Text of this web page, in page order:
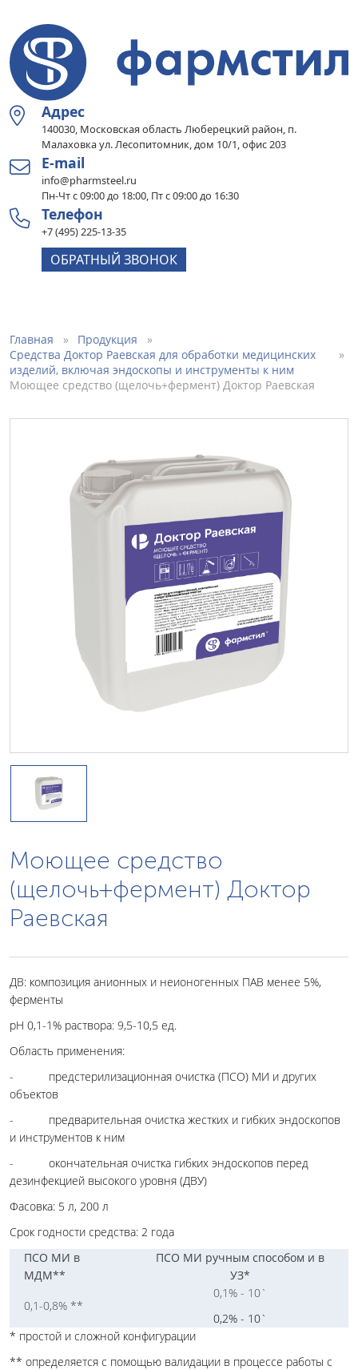
Адрес
140030, Московская область Люберецкий район, п.
Малаховка ул. Лесопитомник, дом 10/1, офис 203
E-mail
info@pharmsteel.ru
Пн-Чт с 09:00 до 18:00, Пт с 09:00 до 16:30
Телефон
+7 (495) 225-13-35
ОБРАТНЫЙ ЗВОНОК
Главная
Продукция
Средства Доктор Раевская для обработки медицинских
изделий, включая эндоскопы и инструменты к ним
Моющее средство (щелочь+фермент) Доктор Раевская
Моющее средство
(щелочь+фермент) Доктор
Раевская
ДВ: композиция анионных и неионогенных ПАВ менее 5%,
ферменты
pH 0,1-1% раствора: 9,5-10,5 ед.
Область применения:
- предстерилизационная очистка (ПСО) МИ и других
объектов
- предварительная очистка жестких и гибких эндоскопов
и инструментов к ним
- окончательная очистка гибких эндоскопов перед
дезинфекцией высокого уровня (ДВУ)
Фасовка: 5 л, 200 л
Срок годности средства: 2 года
ПСО МИ в
МДМ**
ПСО МИ ручным способом и в
УЗ*
0,1-0,8% **
0,1% - 10`
0,2% - 10`
* простой и сложной конфигурации
** определяется с помощью валидации в процессе работы с